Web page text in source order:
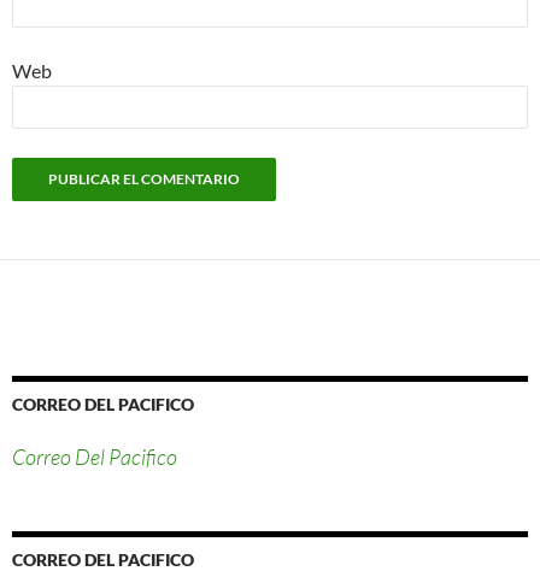
Web
CORREO DEL PACIFICO
Correo Del Pacifico
CORREO DEL PACIFICO